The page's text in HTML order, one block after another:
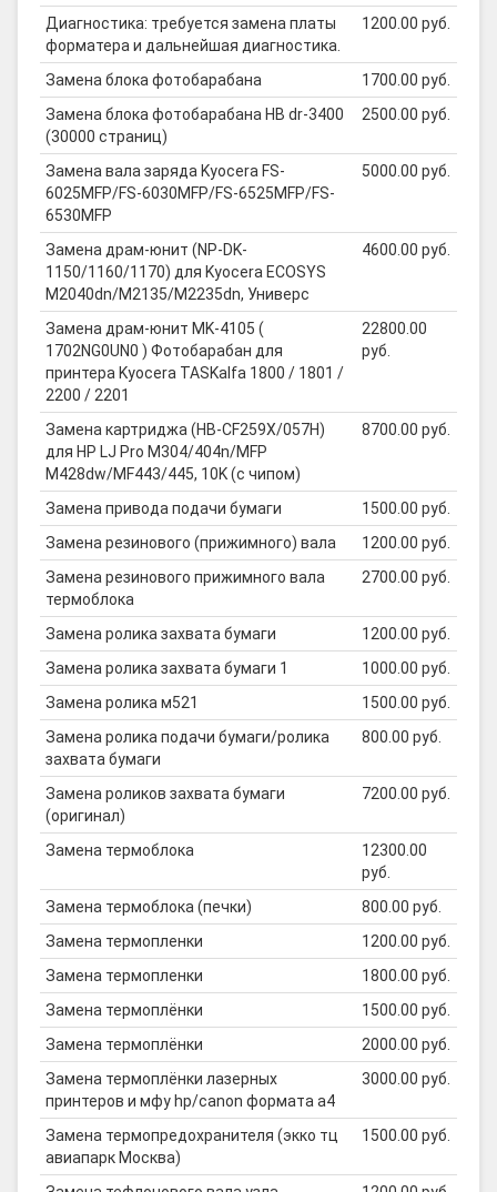
Диагностика: требуется замена платы
форматера и дальнейшая диагностика.
1200.00 руб.
Замена блока фотобарабана
1700.00 руб.
Замена блока фотобарабана HB dr-3400
(30000 страниц)
2500.00 руб.
Замена вала заряда Kyocera FS-
6025MFP/FS-6030MFP/FS-6525MFP/FS-
6530MFP
5000.00 руб.
Замена драм-юнит (NP-DK-
1150/1160/1170) для Kyocera ECOSYS
M2040dn/M2135/M2235dn, Универс
4600.00 руб.
Замена драм-юнит MK-4105 (
1702NG0UN0 ) Фотобарабан для
принтера Kyocera TASKalfa 1800 / 1801 /
2200 / 2201
22800.00
руб.
Замена картриджа (HB-CF259X/057H)
для HP LJ Pro M304/404n/MFP
M428dw/MF443/445, 10K (с чипом)
8700.00 руб.
Замена привода подачи бумаги
1500.00 руб.
Замена резинового (прижимного) вала
1200.00 руб.
Замена резинового прижимного вала
термоблока
2700.00 руб.
Замена ролика захвата бумаги
1200.00 руб.
Замена ролика захвата бумаги 1
1000.00 руб.
Замена ролика м521
1500.00 руб.
Замена ролика подачи бумаги/ролика
захвата бумаги
800.00 руб.
Замена роликов захвата бумаги
(оригинал)
7200.00 руб.
Замена термоблока
12300.00
руб.
Замена термоблока (печки)
800.00 руб.
Замена термопленки
1200.00 руб.
Замена термопленки
1800.00 руб.
Замена термоплёнки
1500.00 руб.
Замена термоплёнки
2000.00 руб.
Замена термоплёнки лазерных
принтеров и мфу hp/canon формата а4
3000.00 руб.
Замена термопредохранителя (экко тц
авиапарк Москва)
1500.00 руб.